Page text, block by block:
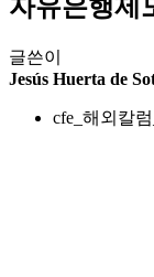
자유은행제
글쓴이
Jesús Huerta de
cfe_해외칼